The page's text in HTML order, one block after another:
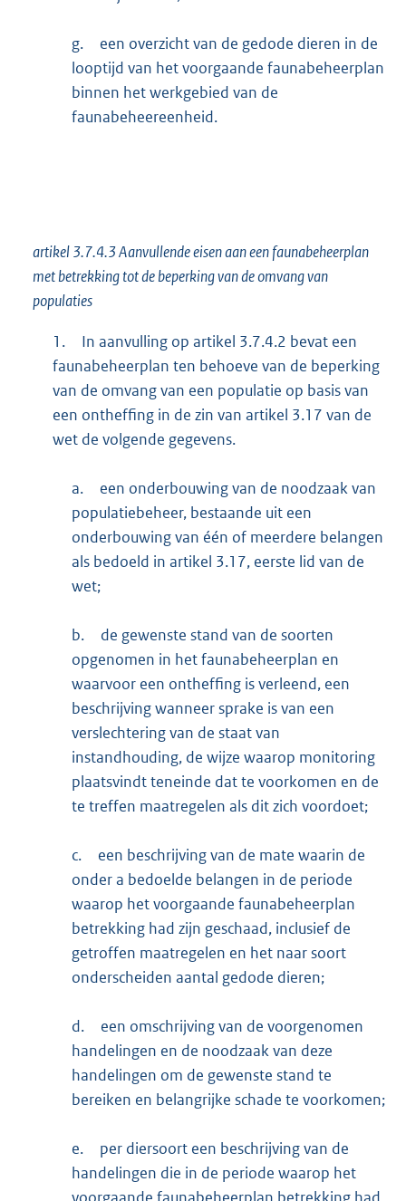
g.
een overzicht van de gedode dieren in de
looptijd van het voorgaande faunabeheerplan
binnen het werkgebied van de
faunabeheereenheid.
artikel 3.7.4.3 Aanvullende eisen aan een faunabeheerplan
met betrekking tot de beperking van de omvang van
populaties
1.
In aanvulling op artikel 3.7.4.2 bevat een
faunabeheerplan ten behoeve van de beperking
van de omvang van een populatie op basis van
een ontheffing in de zin van artikel 3.17 van de
wet de volgende gegevens.
a.
een onderbouwing van de noodzaak van
populatiebeheer, bestaande uit een
onderbouwing van één of meerdere belangen
als bedoeld in artikel 3.17, eerste lid van de
wet;
b.
de gewenste stand van de soorten
opgenomen in het faunabeheerplan en
waarvoor een ontheffing is verleend, een
beschrijving wanneer sprake is van een
verslechtering van de staat van
instandhouding, de wijze waarop monitoring
plaatsvindt teneinde dat te voorkomen en de
te treffen maatregelen als dit zich voordoet;
c.
een beschrijving van de mate waarin de
onder a bedoelde belangen in de periode
waarop het voorgaande faunabeheerplan
betrekking had zijn geschaad, inclusief de
getroffen maatregelen en het naar soort
onderscheiden aantal gedode dieren;
d.
een omschrijving van de voorgenomen
handelingen en de noodzaak van deze
handelingen om de gewenste stand te
bereiken en belangrijke schade te voorkomen;
e.
per diersoort een beschrijving van de
handelingen die in de periode waarop het